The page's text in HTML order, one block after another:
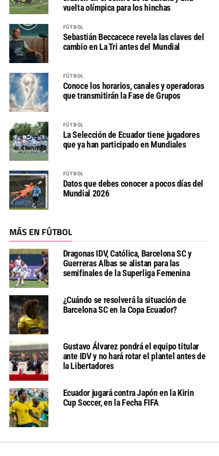
vuelta olímpica para los hinchas
FÚTBOL
Sebastián Beccacece revela las claves del
cambio en La Tri antes del Mundial
FÚTBOL
Conoce los horarios, canales y operadoras
que transmitirán la Fase de Grupos
FÚTBOL
La Selección de Ecuador tiene jugadores
que ya han participado en Mundiales
FÚTBOL
Datos que debes conocer a pocos días del
Mundial 2026
MÁS EN FÚTBOL
Dragonas IDV, Católica, Barcelona SC y
Guerreras Albas se alistan para las
semifinales de la Superliga Femenina
¿Cuándo se resolverá la situación de
Barcelona SC en la Copa Ecuador?
Gustavo Álvarez pondrá el equipo titular
ante IDV y no hará rotar el plantel antes de
la Libertadores
Ecuador jugará contra Japón en la Kirin
Cup Soccer, en la Fecha FIFA